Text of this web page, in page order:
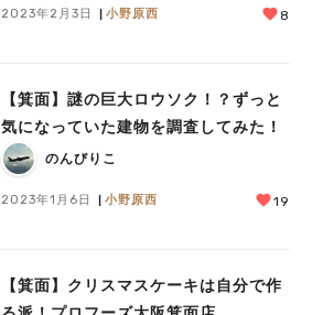
2023年2月3日 小野原西 8
【箕面】謎の巨大ロウソク！？ずっと
気になっていた建物を調査してみた！
のんびりこ
2023年1月6日 小野原西 19
【箕面】クリスマスケーキは自分で作